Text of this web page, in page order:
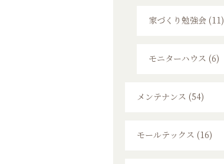
家づくり勉強会 (11)
モニターハウス (6)
メンテナンス (54)
モールテックス (16)